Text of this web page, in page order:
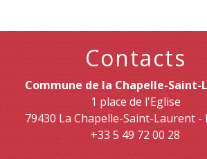
Contacts
Commune de la Chapelle-
1 place de l'Eglise
79430 La Chapelle-Saint-Laurent -
+33 5 49 72 00 28